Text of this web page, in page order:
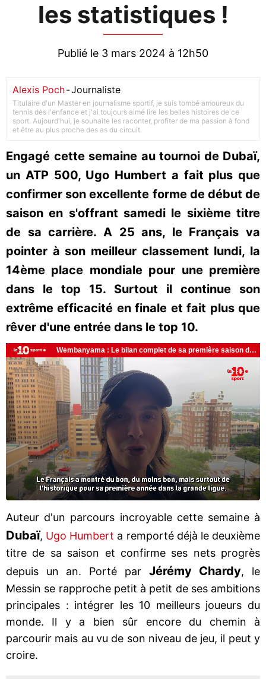
les statistiques !
Publié le 3 mars 2024 à 12h50
Alexis Poch-Journaliste
Titulaire d'un Master en journalisme sportif, je suis tombé amoureux du
tennis dès l'enfance et j'ai toujours aimé lire les belles histoires de ce
sport. Aujourd'hui, je souhaite les raconter, profiter de ma passion à fond
et être au plus proche des as du circuit.
Engagé cette semaine au tournoi de Dubaï,
un ATP 500, Ugo Humbert a fait plus que
confirmer son excellente forme de début de
saison en s'offrant samedi le sixième titre
de sa carrière. A 25 ans, le Français va
pointer à son meilleur classement lundi, la
14ème place mondiale pour une première
dans le top 15. Surtout il continue son
extrême efficacité en finale et fait plus que
rêver d'une entrée dans le top 10.
Auteur d'un parcours incroyable cette semaine à
Dubaï, Ugo Humbert a remporté déjà le deuxième
titre de sa saison et confirme ses nets progrès
depuis un an. Porté par Jérémy Chardy, le
Messin se rapproche petit à petit de ses ambitions
principales : intégrer les 10 meilleurs joueurs du
monde. Il y a bien sûr encore du chemin à
parcourir mais au vu de son niveau de jeu, il peut y
croire.